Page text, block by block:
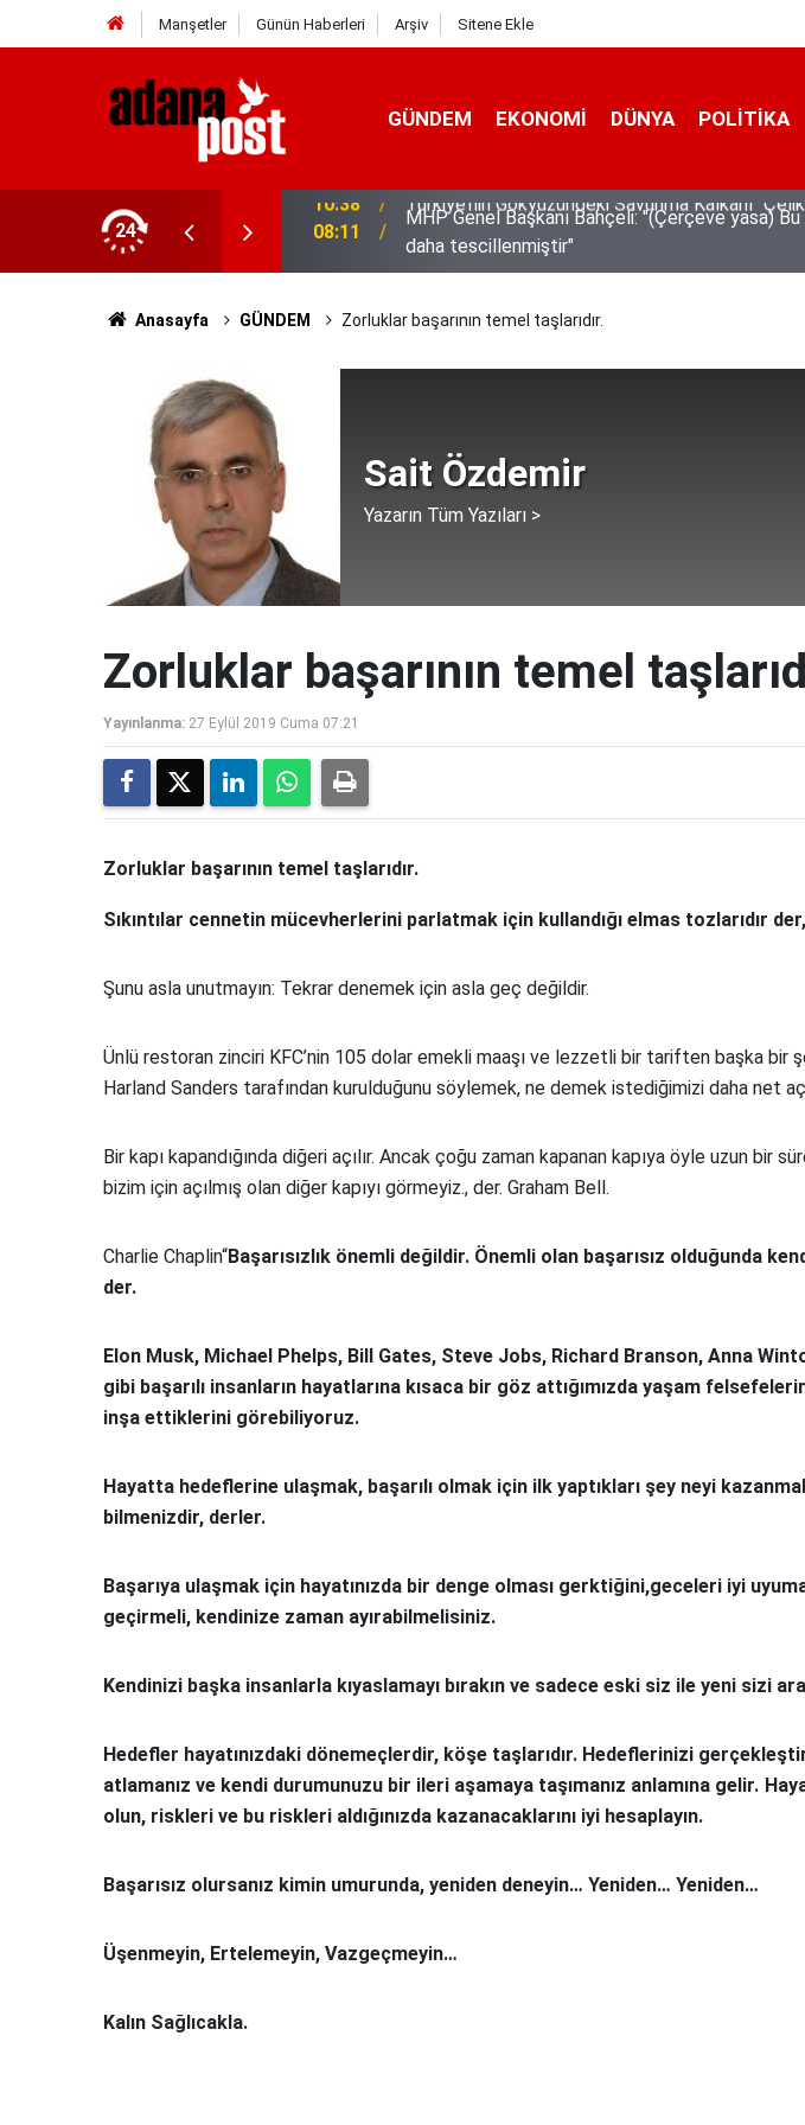
Manşetler Günün Haberleri Arşiv Sitene Ekle
GÜNDEM EKONOMI DÜNYA POLİTİKA
24 08:11
MHP Genel Başkanı Bahçeli: "(Çerçeve yasa)
daha tescillenmiştir"
Anasayfa GÜNDEM Zorluklar başarının temel taşlarıdır.
Sait Özdemir
Yazarın Tüm Yazıları >
Zorluklar başarının temel
Yayınlanma: 27 Eylül 2019 Cuma 07:21
Zorluklar başarının temel taşlarıdır.
Sıkıntılar cennetin mücevherlerini parlatmak için kullandığı elmas tozlarıdır
Şunu asla unutmayın: Tekrar denemek için asla geç değildir.
Ünlü restoran zinciri KFC’nin 105 dolar emekli maaşı ve lezzetli bir tariften başka bir
Harland Sanders tarafından kurulduğunu söylemek, ne demek istediğimizi daha net
Bir kapı kapandığında diğeri açılır. Ancak çoğu zaman kapanan kapıya öyle uzun bir
bizim için açılmış olan diğer kapıyı görmeyiz., der. Graham Bell.
Charlie Chaplin“Başarısızlık önemli değildir. Önemli olan başarısız olduğunda
der.
Elon Musk, Michael Phelps, Bill Gates, Steve Jobs, Richard Branson, Anna
gibi başarılı insanların hayatlarına kısaca bir göz attığımızda yaşam
inşa ettiklerini görebiliyoruz.
Hayatta hedeflerine ulaşmak, başarılı olmak için ilk yaptıkları şey neyi
bilmenizdir, derler.
Başarıya ulaşmak için hayatınızda bir denge olması gerktiğini,geceleri iyi
geçirmeli, kendinize zaman ayırabilmelisiniz.
Kendinizi başka insanlarla kıyaslamayı bırakın ve sadece eski siz ile yeni sizi
Hedefler hayatınızdaki dönemeçlerdir, köşe taşlarıdır. Hedeflerinizi
atlamanız ve kendi durumunuzu bir ileri aşamaya taşımanız anlamına gelir.
olun, riskleri ve bu riskleri aldığınızda kazanacaklarını iyi hesaplayın.
Başarısız olursanız kimin umurunda, yeniden deneyin… Yeniden… Yeniden…
Üşenmeyin, Ertelemeyin, Vazgeçmeyin…
Kalın Sağlıcakla.